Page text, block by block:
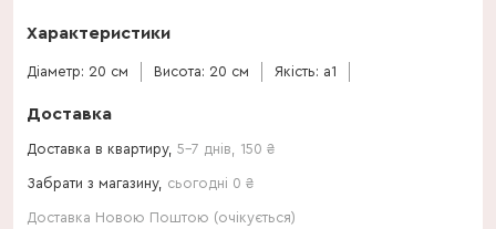
Характеристики
Діаметр: 20 см Висота: 20 см Якість: a1
Доставка
Доставка в квартиру, 5-7 днів 150 ₴
Забрати з магазину, сьогодні 0 ₴
Доставка Новою Поштою (очікується)